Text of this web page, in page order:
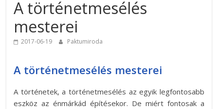
A történetmesélés
mesterei
2017-06-19 Paktumiroda
A történetmesélés mesterei
A történetek, a történetmesélés az egyik legfontosabb
eszköz az énmárkád építésekor. De miért fontosak a